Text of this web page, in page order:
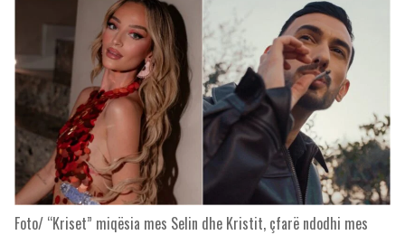
Foto/ “Kriset” miqësia mes Selin dhe Kristit, çfarë ndodhi mes